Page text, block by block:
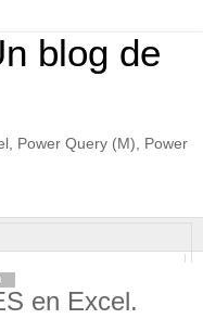
blog de
Power Query (M), Power
Consultoría avanzada Excel
en Excel.